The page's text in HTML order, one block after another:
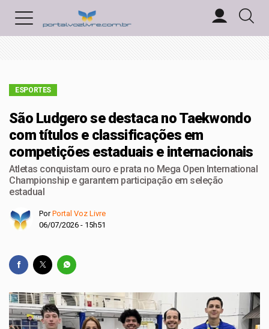
ESPORTES
São Ludgero se destaca no Taekwondo
com títulos e classificações em
competições estaduais e internacionais
Atletas conquistam ouro e prata no Mega Open International
Championship e garantem participação em seleção
estadual
PorPortal Voz Livre
06/07/2026 - 15h51